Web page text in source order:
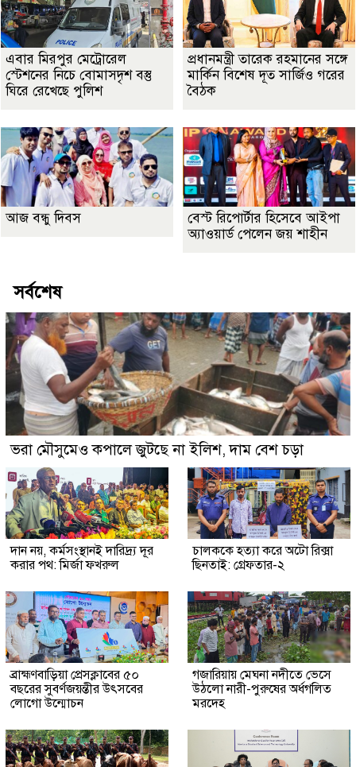
এবার মিরপুর মেট্রোরেল
স্টেশনের নিচে বোমাসদৃশ বস্তু
ঘিরে রেখেছে পুলিশ
প্রধানমন্ত্রী তারেক রহমানের সঙ্গে
মার্কিন বিশেষ দূত সার্জিও গরের
বৈঠক
আজ বন্ধু দিবস
বেস্ট রিপোর্টার হিসেবে আইপা
অ্যাওয়ার্ড পেলেন জয় শাহীন
সর্বশেষ
ভরা মৌসুমেও কপালে জুটছে না ইলিশ, দাম বেশ চড়া
দান নয়, কর্মসংস্থানই দারিদ্র্য দূর
করার পথ: মির্জা ফখরুল
চালককে হত্যা করে অটো রিক্সা
ছিনতাই: গ্রেফতার-২
ব্রাহ্মণবাড়িয়া প্রেসক্লাবের ৫০
বছরের সুবর্ণজয়ন্তীর উৎসবের
লোগো উন্মোচন
গজারিয়ায় মেঘনা নদীতে ভেসে
উঠলো নারী-পুরুষের অর্ধগলিত
মরদেহ